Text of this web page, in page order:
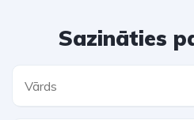
Sazināties